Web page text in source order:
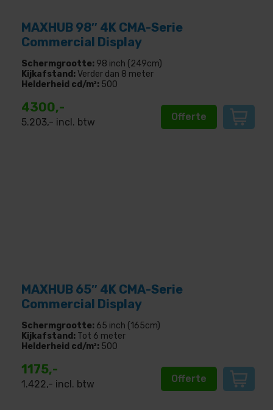
MAXHUB 98″ 4K CMA-Serie
Commercial Display
Schermgrootte: 98 inch (249cm)
Kijkafstand:Verder dan 8 meter
Helderheid cd/m²: 500
4300,-
5.203,- incl. btw Offerte
MAXHUB 65″ 4K CMA-Serie
Commercial Display
Schermgrootte: 65 inch (165cm)
Kijkafstand: Tot 6 meter
Helderheid cd/m²: 500
1175,-
1.422,- incl. btw Offerte